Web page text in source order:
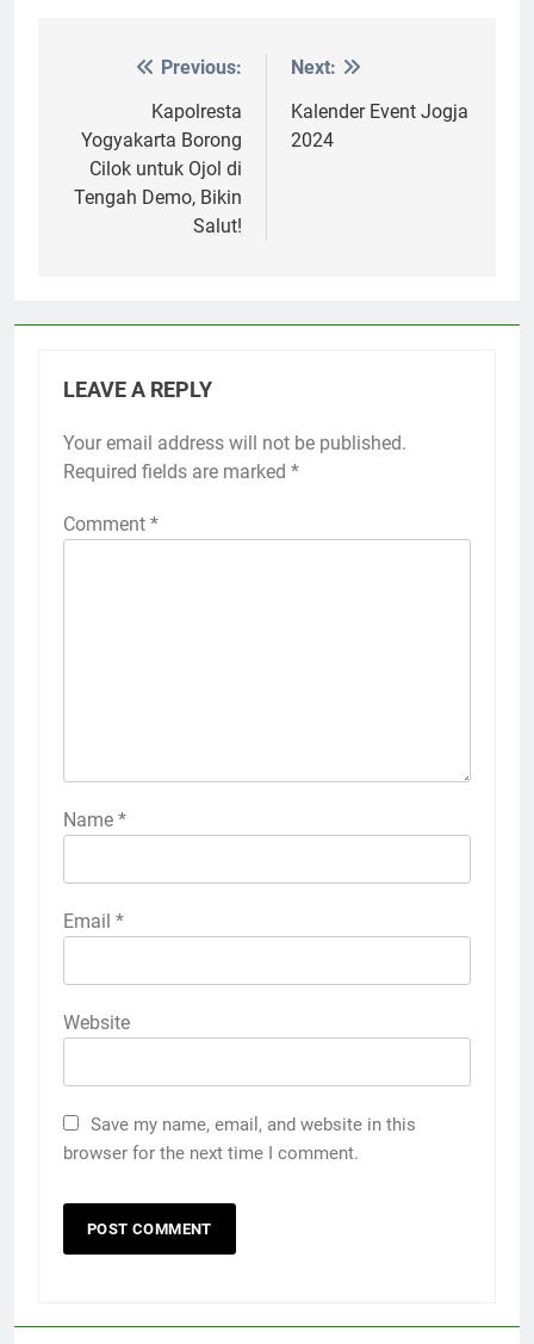
navigation
Previous:
Kapolresta
Yogyakarta Borong
Cilok untuk Ojol di
Tengah Demo, Bikin
Salut!
Next:
Kalender Event Jogja
2024
LEAVE A REPLY
Your email address will not be published.
Required fields are marked *
Comment *
Name *
Email *
Website
Save my name, email, and website in this
browser for the next time I comment.